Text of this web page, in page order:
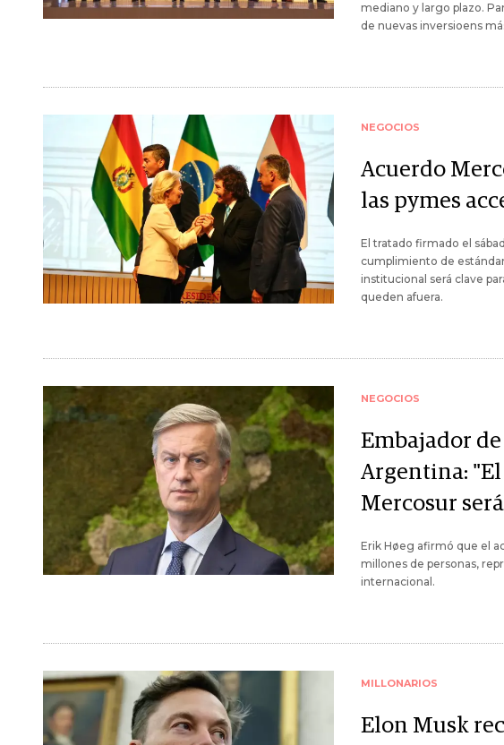
mediano y largo plazo.
de nuevas inversioens
NEGOCIOS
Acuerdo
las pymes
El tratado firmado el
cumplimiento de
institucional será clave
queden afuera.
NEGOCIOS
Embajador
Argentina:
Mercosur
Erik Høeg afirmó que el
millones de personas,
internacional.
MILLONARIOS
Elon Musk